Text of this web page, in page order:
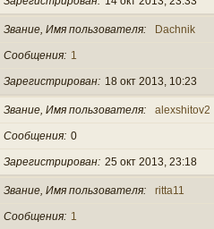
Звание, Имя пользователя Dachnik
Сообщения 1
Зарегистрирован 18 окт 2013, 10:23
Звание, Имя пользователя alexshitov2
Сообщения 0
Зарегистрирован 25 окт 2013, 23:18
Звание, Имя пользователя ritta11
Сообщения 1